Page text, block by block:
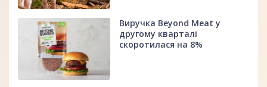
Виручка Beyond Meat у
другому кварталі
скоротилася на 8%